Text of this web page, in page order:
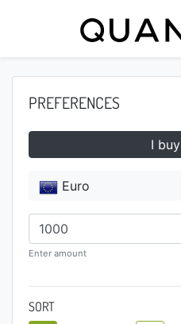
PREFERENCES
I buy
Euro
Enter amount
SORT